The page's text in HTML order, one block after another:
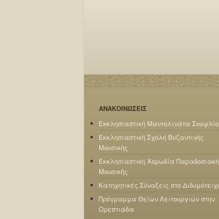
ΑΝΑΚΟΙΝΩΣΕΙΣ
Εκκλησιαστική Μαντολινάτα
Εκκλησιαστική Σχολή Βυζαντινής
Μουσικής
Εκκλησιαστική Χορωδία
Μουσικής
Κατηχητικές Σύναξεις στο
Πρόγραμμα Θείων Λειτουργιών στην
Ορεστιάδα